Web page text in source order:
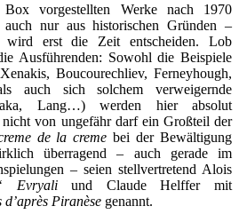
vorgestellten Werke nach 1970
nur aus historischen Gründen –
wird erst die Zeit entscheiden. Lob
Ausführenden: Sowohl die Beispiele
Boucourechliev, Ferneyhough,
auch sich solchem verweigernde
Lang…) werden hier absolut
nicht von ungefähr darf ein Großteil der
de la creme bei der Bewältigung
überragend – auch gerade im
– seien stellvertretend Alois
Evryaliund Claude Helffer mit
d’après Piranèse genannt.